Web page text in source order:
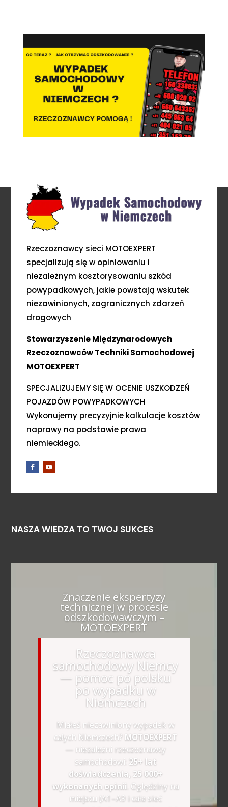
Rzeczoznawcy sieci MOTOEXPERT
specjalizują się w opiniowaniu i
niezależnym kosztorysowaniu szkód
powypadkowych, jakie powstają wskutek
niezawinionych, zagranicznych zdarzeń
drogowych
Stowarzyszenie Międzynarodowych
Rzeczoznawców Techniki Samochodowej
MOTOEXPERT
SPECJALIZUJEMY SIĘ W OCENIE USZKODZEŃ
POJAZDÓW POWYPADKOWYCH
Wykonujemy precyzyjnie kalkulacje kosztów
naprawy na podstawie prawa
niemieckiego.
NASZA WIEDZA TO TWOJ SUKCES
Znaczenie ekspertyzy
technicznej w procesie
odszkodowawczym –
MOTOEXPERT
Rzeczoznawca
samochodowy Niemcy
— pomoc po polsku
po wypadku w
Niemczech
Miałeś niezawiniony wypadek w
całych Niemczech? MOTOEXPERT
— niezależni rzeczoznawcy
samochodowi: 25+ lat
doświadczenia, 25 000+
wykonanych opinii . Oględziny na
miejscu (A1–A9 i cała sieć